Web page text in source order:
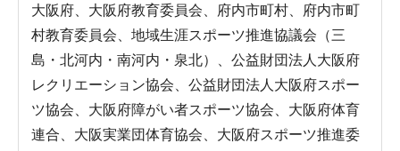
大阪府、大阪府教育委員会、府内市町村、府内市町
村教育委員会、地域生涯スポーツ推進協議会（三
島・北河内・南河内・泉北）、公益財団法人大阪府
レクリエーション協会、公益財団法人大阪府スポー
ツ協会、大阪府障がい者スポーツ協会、大阪府体育
連合、大阪実業団体育協会、大阪府スポーツ推進委